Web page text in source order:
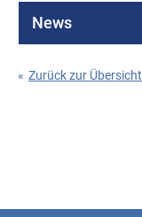
News
« Zurück zur Übersicht